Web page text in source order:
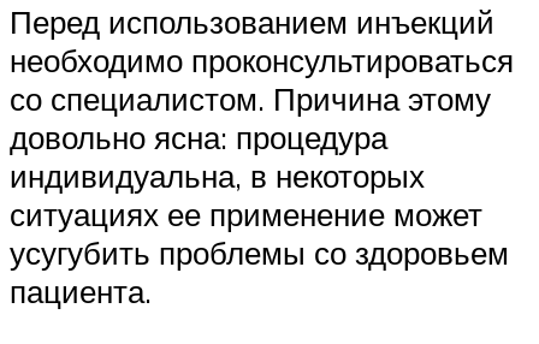
Перед использованием инъекций
необходимо проконсультироваться
со специалистом. Причина этому
довольно ясна: процедура
индивидуальна, в некоторых
ситуациях ее применение может
усугубить проблемы со здоровьем
пациента.